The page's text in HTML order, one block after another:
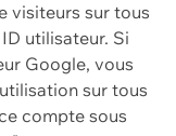
visiteurs sur tous
utilisateur. Si
Google, vous
sur tous
compte sous